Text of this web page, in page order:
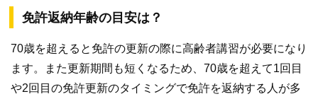
免許返納年齢の目安は？
70歳を超えると免許の更新の際に高齢者講習が必要になり
ます。また更新期間も短くなるため、70歳を超えて1回目
や2回目の免許更新のタイミングで免許を返納する人が多